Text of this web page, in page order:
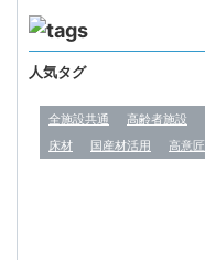
人気タグ
全施設共通 高齢者施設
床材
国産材活用 高意匠